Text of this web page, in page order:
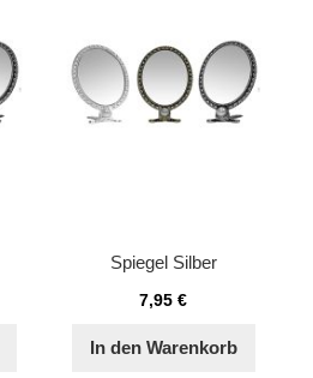
Spiegel Silber
7,95 €
In den Warenkorb